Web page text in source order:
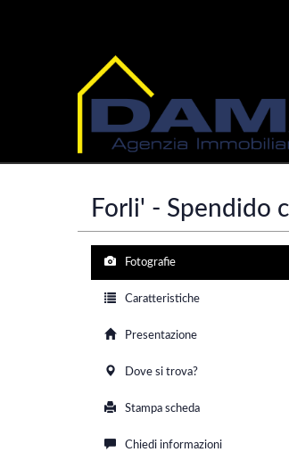
Home Vendita Residenziali
Forli' - Spendido
Fotografie
Caratteristiche
Presentazione
Dove si trova?
Stampa scheda
Chiedi informazioni